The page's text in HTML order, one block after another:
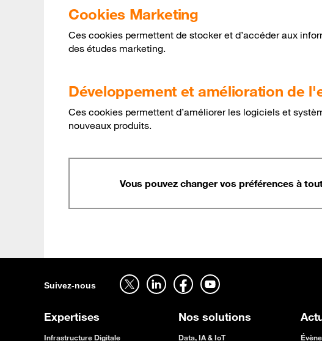
Cookies Marketing
Ces cookies permettent de stocker et d’accéder aux
des études marketing.
Développement et amélioration de
Ces cookies permettent d’améliorer les logiciels et
nouveaux produits.
Vous pouvez changer vos préférences à
Suivez-nous
Suivez-nous sur twitter - ouverture dans un nouvel onglet Suivez-nous sur linkedin - ouverture dans un nouvel onglet Suivez-nous sur facebook - ouverture dans un nouvel onglet Suivez-nous sur youtube - ouverture dans un nouvel onglet
Expertises
Infrastructure Digitale
Nos solutions
Data, IA & IoT